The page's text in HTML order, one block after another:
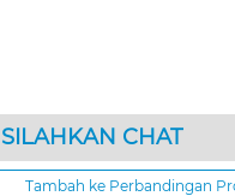
CHAT
Tambah ke Perbandingan